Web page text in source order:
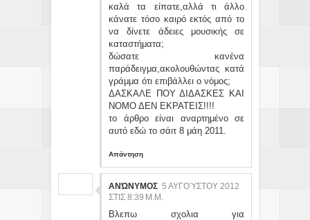
καλά τα είπατε,αλλά τι άλλο
κάνατε τόσο καιρό εκτός από το
να δίνετε άδειες μουσικής σε
καταστήματα;
δώσατε κανένα
παράδειγμα,ακολουθώντας κατά
γράμμα ότι επιβάλλει ο νόμος;
ΔΑΣΚΑΛΕ ΠΟΥ ΔΙΔΑΣΚΕΣ ΚΑΙ
ΝΟΜΟ ΔΕΝ ΕΚΡΑΤΕΙΣ!!!!
το άρθρο είναι αναρτημένο σε
αυτό εδώ το σάιτ 8 μάη 2011.
Απάντηση
ΑΝΏΝΥΜΟΣ 5 ΑΥΓΟΎΣΤΟΥ 2012
ΣΤΙΣ 8:39 Μ.Μ.
Βλεπω σχολια για